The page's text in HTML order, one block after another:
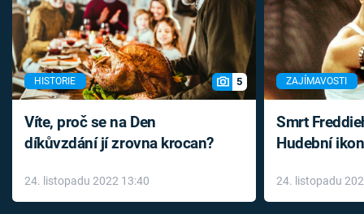
HISTORIE 5
Víte, proč se na Den
díkůvzdání jí zrovna krocan?
24. listopadu 2022 13:40
ZAJÍMAVOSTI
Smrt
Hudební
léky
24. listopadu